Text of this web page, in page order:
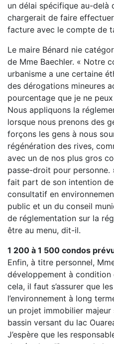
un délai spécifique au-delà
chargerait de faire
facture avec le compte de
Le maire Bénard nie
de Mme Baechler. « Notre
urbanisme a une certaine
des dérogations mineures
pourcentage que je ne
Nous appliquons la
lorsque nous prenons des
forçons les gens à nous
régénération des rives,
avec un de nos plus gros
passe-droit pour personne.
fait part de son intention
consultatif en
public et un du conseil
de réglementation sur la
être au menu, dit-il.
1 200 à 1 500 condos
Enfin, à titre personnel,
développement à condition
cela, il faut s’assurer que
l’environnement à long
un projet immobilier
bassin versant du lac
J’espère que les